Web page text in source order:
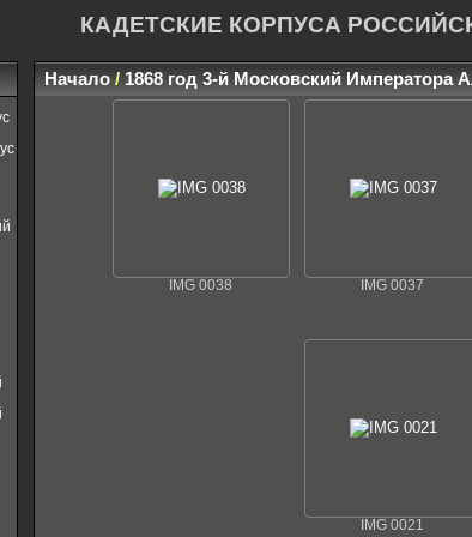
КАДЕТСКИЕ КОРПУСА
Начало/ 1868 год 3-й Московский Императора
IMG 0038 IMG 0037
IMG 0021